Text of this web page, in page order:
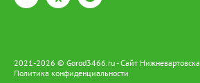
2021-2026 © Gorod3466.ru - Сайт Нижневартовска
Политика конфиденциальности